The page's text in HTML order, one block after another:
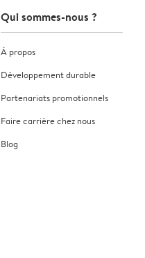
Qui sommes-nous ?
À propos
Développement durable
Partenariats promotionnels
Faire carrière chez nous
Blog